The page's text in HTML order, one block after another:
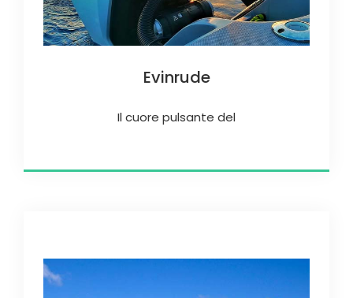
Evinrude
Il cuore pulsante del